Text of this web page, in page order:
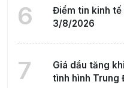
6
Điểm tin kinh
3/8/2026
7
Giá dầu tăng
tình hình Trung